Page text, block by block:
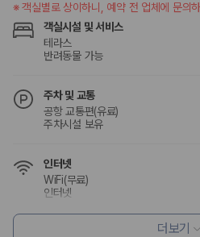
슈퍼자차:더 높은 보장 조건을 원
2000만 고객이 선택한 렌
격비교 플랫폼입니다.
누적 이용 고객수
사용자 리뷰
175,206
예약 가능 차량
67,123
전국 렌트카 지점
※객실별로 상이하니, 예약 전 업체에 문의
객실시설 및 서비스
테라스
반려동물 가능
주차 및 교통
공항 교통편(유료)
주차시설 보유
인터넷
WiFi(무료)
인터넷
더보기